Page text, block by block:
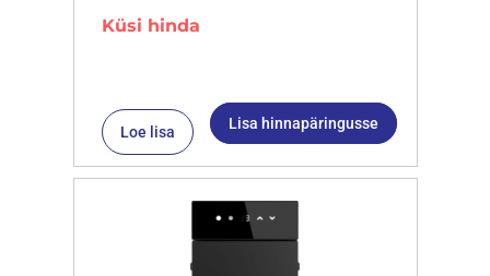
Küsi hinda
Loe lisa Lisa hinnapäringusse